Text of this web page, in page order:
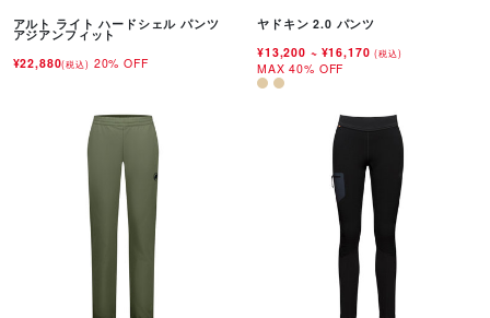
アルト ライト ハードシェル パンツ
アジアンフィット
¥22,880(税込) 20% OFF
ヤドキン 2.0 パンツ
¥13,200 ~ ¥16,170(税込)
MAX 40% OFF